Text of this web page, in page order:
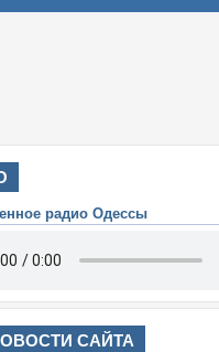
радио Одессы
САЙТА